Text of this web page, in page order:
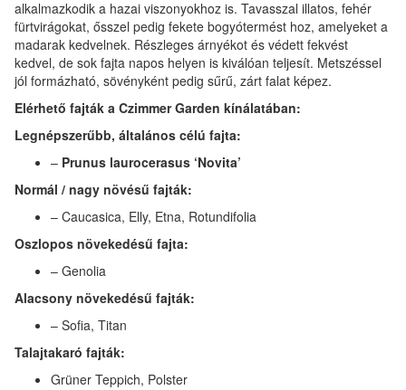
alkalmazkodik a hazai viszonyokhoz is. Tavasszal illatos, fehér
fürtvirágokat, ősszel pedig fekete bogyótermést hoz, amelyeket a
madarak kedvelnek. Részleges árnyékot és védett fekvést
kedvel, de sok fajta napos helyen is kiválóan teljesít. Metszéssel
jól formázható, sövényként pedig sűrű, zárt falat képez.
Elérhető fajták a Czimmer Garden kínálatában:
Legnépszerűbb, általános célú fajta:
– Prunus laurocerasus ‘Novita’
Normál / nagy növésű fajták:
– Caucasica, Elly, Etna, Rotundifolia
Oszlopos növekedésű fajta:
– Genolia
Alacsony növekedésű fajták:
– Sofia, Titan
Talajtakaró fajták:
Grüner Teppich, Polster